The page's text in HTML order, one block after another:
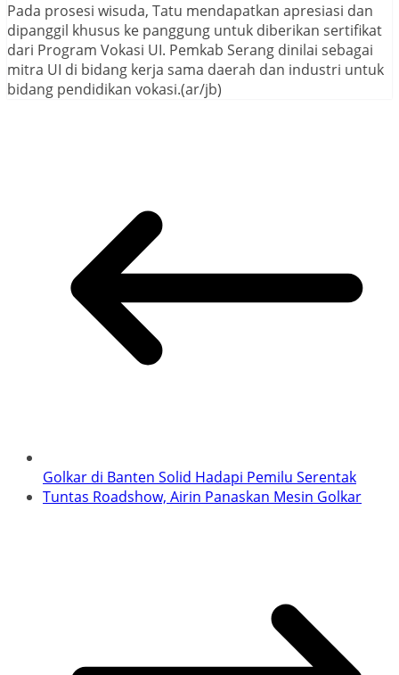
Pada prosesi wisuda, Tatu mendapatkan apresiasi dan
dipanggil khusus ke panggung untuk diberikan sertifikat
dari Program Vokasi UI. Pemkab Serang dinilai sebagai
mitra UI di bidang kerja sama daerah dan industri untuk
bidang pendidikan vokasi.(ar/jb)
Golkar di Banten Solid Hadapi Pemilu Serentak
Tuntas Roadshow, Airin Panaskan Mesin Golkar